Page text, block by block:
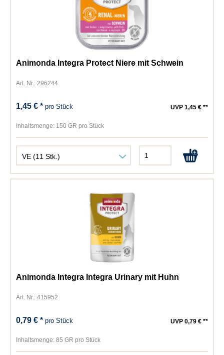
Animonda Integra Protect Niere mit Schwein
Art. Nr.: 296244
1,45 € *pro Stück UVP 1,45 € **
Inhaltsmenge: 150 GR pro Stück
Animonda Integra Integra Urinary mit Huhn
Art. Nr.: 415952
0,79 € *pro Stück UVP 0,79 € **
Inhaltsmenge: 85 GR pro Stück